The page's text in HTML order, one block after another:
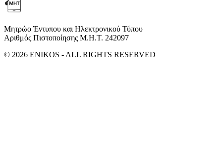
Μητρώο Έντυπου και Ηλεκτρονικού Τύπου
Αριθμός Πιστοποίησης Μ.Η.Τ. 242097
© 2026 ENIKOS - ALL RIGHTS RESERVED